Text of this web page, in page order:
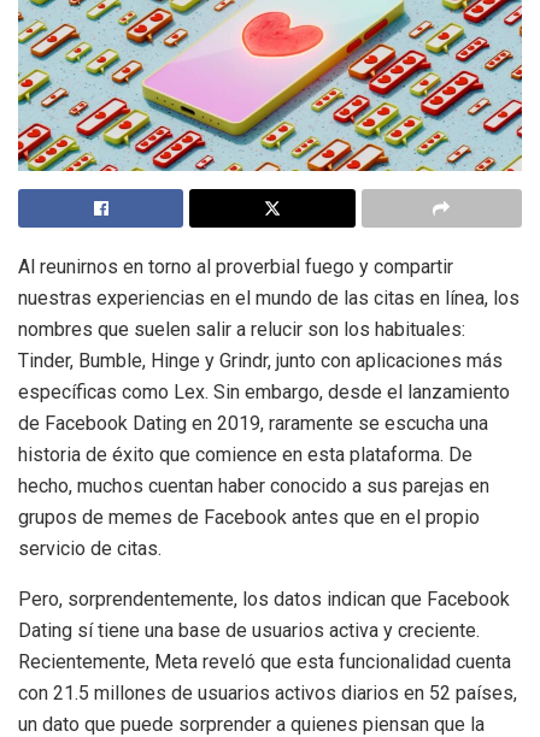
Al reunirnos en torno al proverbial fuego y compartir
nuestras experiencias en el mundo de las citas en línea, los
nombres que suelen salir a relucir son los habituales:
Tinder, Bumble, Hinge y Grindr, junto con aplicaciones más
específicas como Lex. Sin embargo, desde el lanzamiento
de Facebook Dating en 2019, raramente se escucha una
historia de éxito que comience en esta plataforma. De
hecho, muchos cuentan haber conocido a sus parejas en
grupos de memes de Facebook antes que en el propio
servicio de citas.
Pero, sorprendentemente, los datos indican que Facebook
Dating sí tiene una base de usuarios activa y creciente.
Recientemente, Meta reveló que esta funcionalidad cuenta
con 21.5 millones de usuarios activos diarios en 52 países,
un dato que puede sorprender a quienes piensan que la